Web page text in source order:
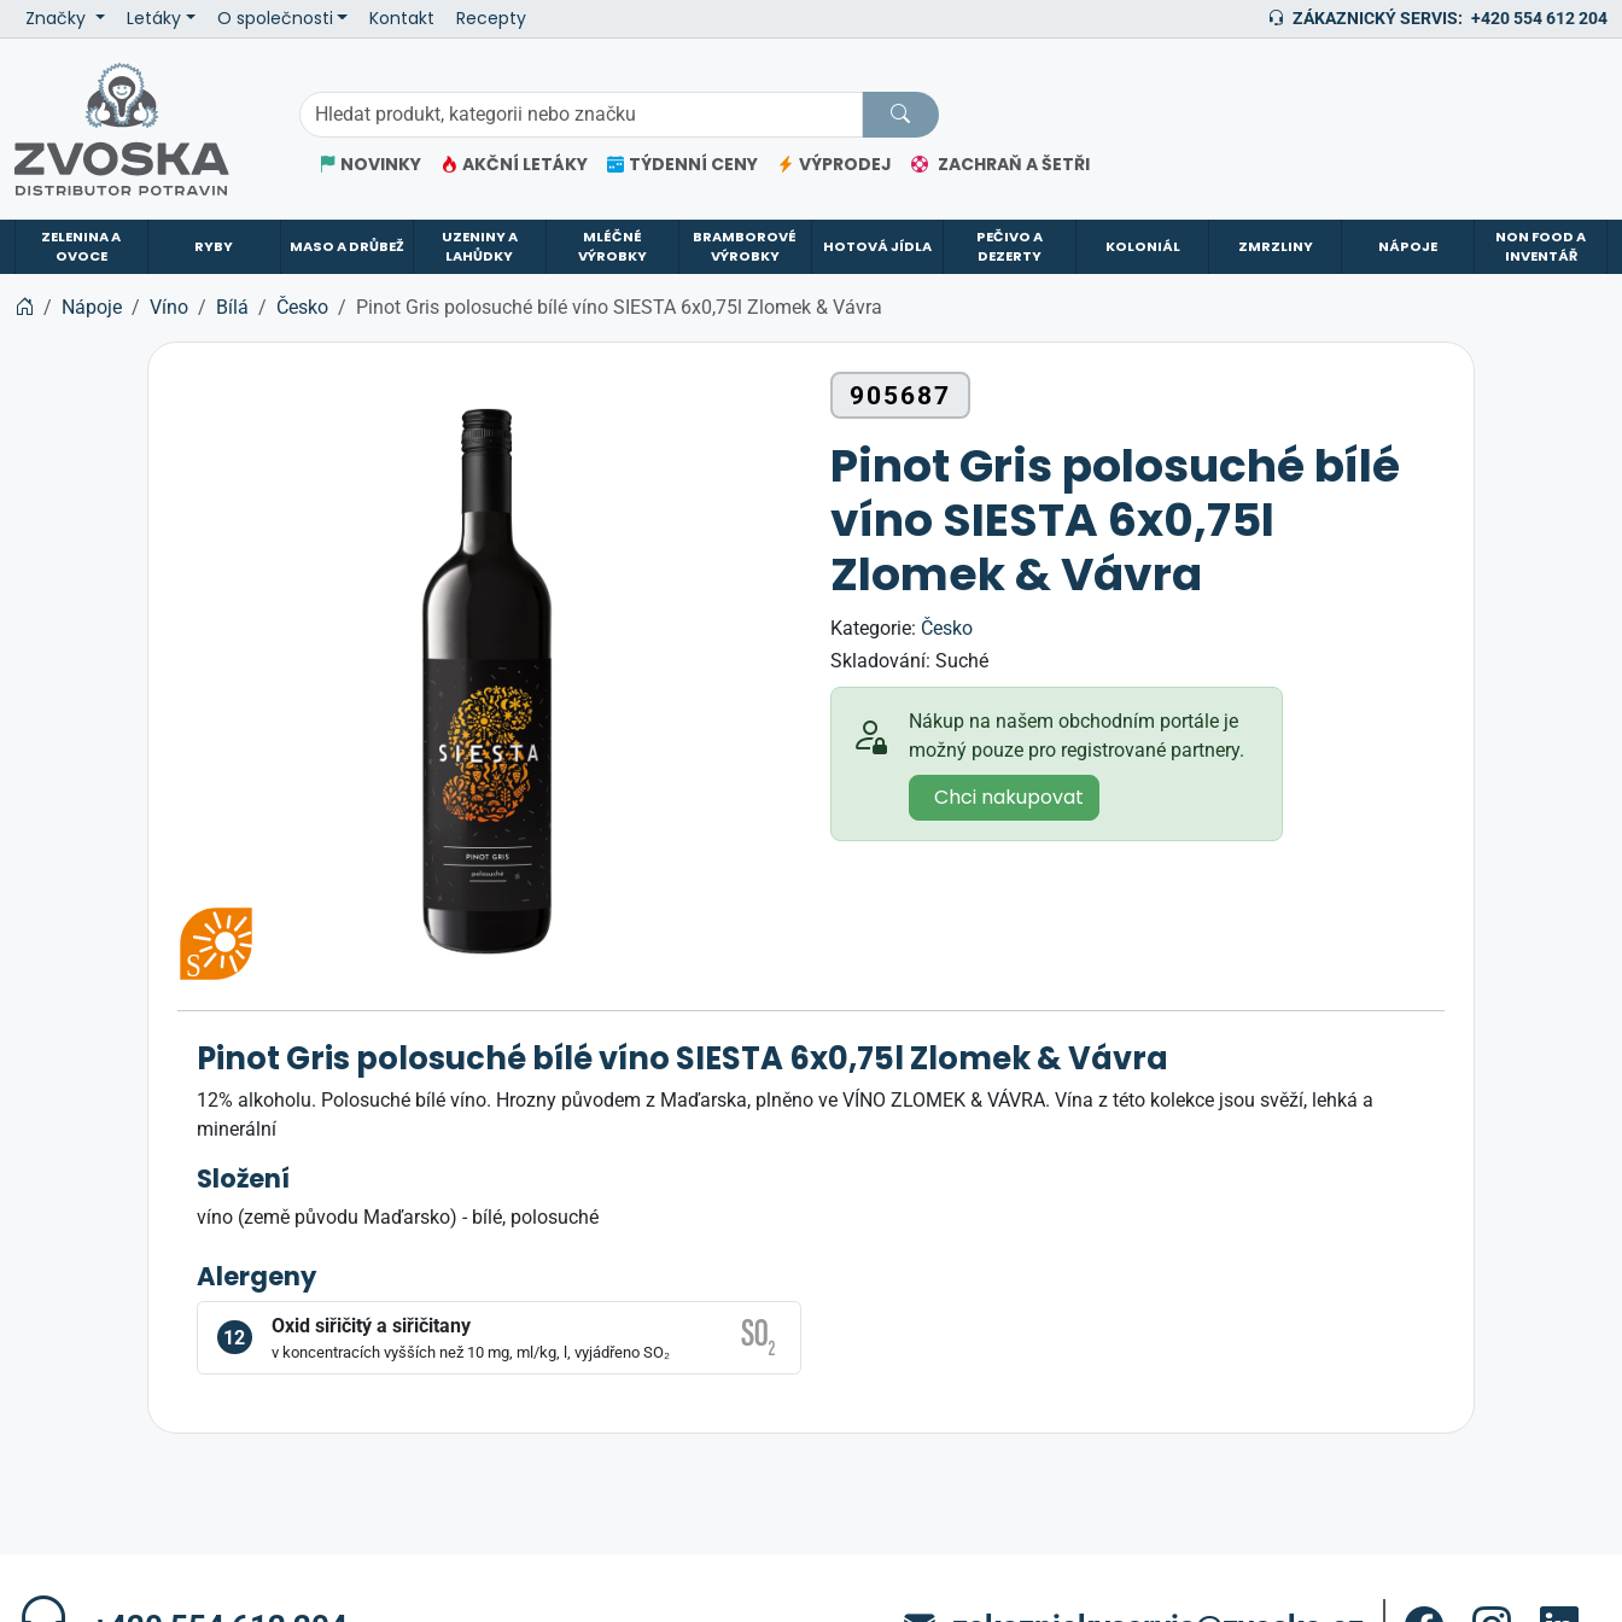
Značky Letáky O společnosti Kontakt Recepty ZÁKAZNICKÝ SERVIS: +420 554 612 204
NOVINKY AKČNÍ LETÁKY TÝDENNÍ CENY VÝPRODEJ ZACHRAŇ A ŠETŘI
ZELENINA A
OVOCE
RYBY MASO A DRŮBEŽ
UZENINY A
LAHŮDKY
MLÉČNÉ
VÝROBKY
BRAMBOROVÉ
VÝROBKY
HOTOVÁ JÍDLA
PEČIVO A
DEZERTY
KOLONIÁL ZMRZLINY NÁPOJE
NON FOOD A
INVENTÁŘ
Nápoje Víno Bílá Česko Pinot Gris polosuché bílé víno SIESTA 6x0,75l Zlomek & Vávra
905687
Pinot Gris polosuché bílé
víno SIESTA 6x0,75l
Zlomek & Vávra
Kategorie: Česko
Skladování: Suché
Nákup na našem obchodním portále je
možný pouze pro registrované partnery.
Chci nakupovat
Pinot Gris polosuché bílé víno SIESTA 6x0,75l Zlomek & Vávra
12% alkoholu. Polosuché bílé víno. Hrozny původem z Maďarska, plněno ve VÍNO ZLOMEK & VÁVRA. Vína z této kolekce jsou svěží, lehká a
minerální
Složení
víno (země původu Maďarsko) - bílé, polosuché
Alergeny
12
Oxid siřičitý a siřičitany
v koncentracích vyšších než 10 mg, ml/kg, l, vyjádřeno SO₂